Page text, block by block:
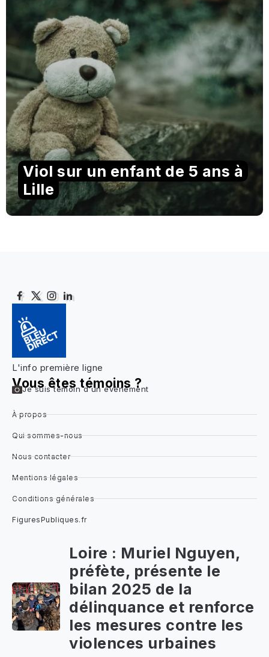
Viol sur un enfant de 5 ans à
Lille
L'info première ligne
Vous êtes témoins ?
Je suis témoin d'un évènement
À propos
Qui sommes-nous
Nous contacter
Mentions légales
Conditions générales
FiguresPubliques.fr
Loire : Muriel Nguyen,
préfète, présente le
bilan 2025 de la
délinquance et renforce
les mesures contre les
violences urbaines